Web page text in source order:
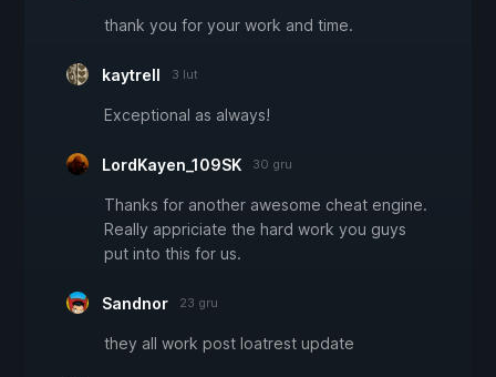
thank you for your work and time.
kaytrell 3 lut
Exceptional as always!
LordKayen_109SK 30 gru
Thanks for another awesome cheat engine.
Really appriciate the hard work you guys
put into this for us.
Sandnor 23 gru
they all work post loatrest update